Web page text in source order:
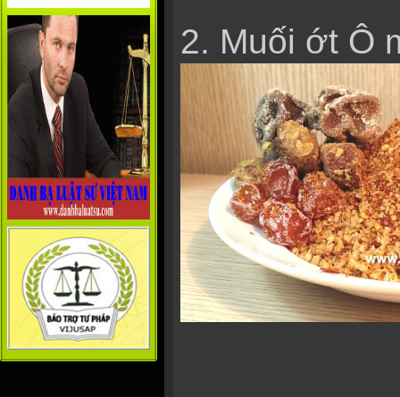
2. Muối ớt Ô